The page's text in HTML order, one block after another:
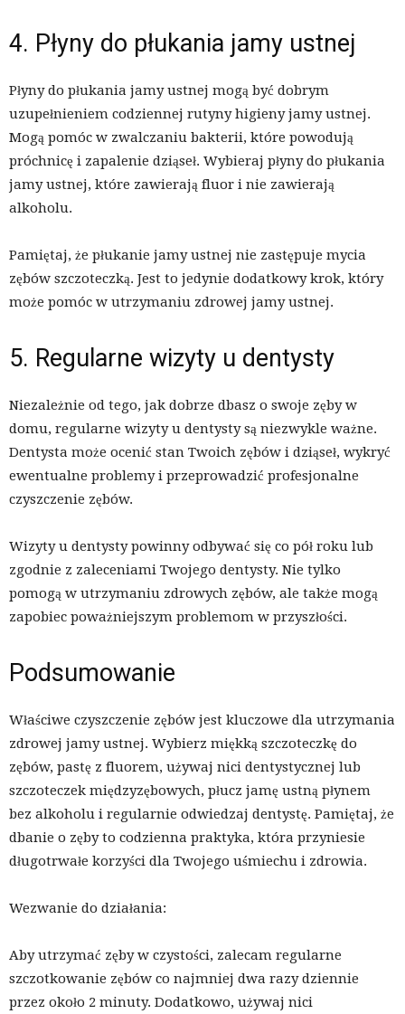
4. Płyny do płukania jamy ustnej
Płyny do płukania jamy ustnej mogą być dobrym
uzupełnieniem codziennej rutyny higieny jamy ustnej.
Mogą pomóc w zwalczaniu bakterii, które powodują
próchnicę i zapalenie dziąseł. Wybieraj płyny do płukania
jamy ustnej, które zawierają fluor i nie zawierają
alkoholu.
Pamiętaj, że płukanie jamy ustnej nie zastępuje mycia
zębów szczoteczką. Jest to jedynie dodatkowy krok, który
może pomóc w utrzymaniu zdrowej jamy ustnej.
5. Regularne wizyty u dentysty
Niezależnie od tego, jak dobrze dbasz o swoje zęby w
domu, regularne wizyty u dentysty są niezwykle ważne.
Dentysta może ocenić stan Twoich zębów i dziąseł, wykryć
ewentualne problemy i przeprowadzić profesjonalne
czyszczenie zębów.
Wizyty u dentysty powinny odbywać się co pół roku lub
zgodnie z zaleceniami Twojego dentysty. Nie tylko
pomogą w utrzymaniu zdrowych zębów, ale także mogą
zapobiec poważniejszym problemom w przyszłości.
Podsumowanie
Właściwe czyszczenie zębów jest kluczowe dla utrzymania
zdrowej jamy ustnej. Wybierz miękką szczoteczkę do
zębów, pastę z fluorem, używaj nici dentystycznej lub
szczoteczek międzyzębowych, płucz jamę ustną płynem
bez alkoholu i regularnie odwiedzaj dentystę. Pamiętaj, że
dbanie o zęby to codzienna praktyka, która przyniesie
długotrwałe korzyści dla Twojego uśmiechu i zdrowia.
Wezwanie do działania:
Aby utrzymać zęby w czystości, zalecam regularne
szczotkowanie zębów co najmniej dwa razy dziennie
przez około 2 minuty. Dodatkowo, używaj nici